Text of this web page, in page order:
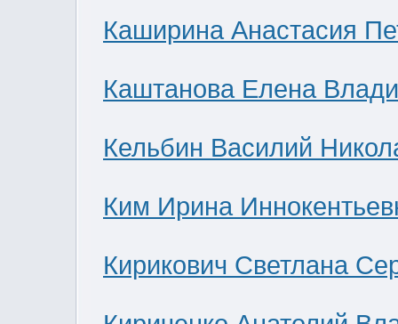
Каширина Анастасия
Каштанова Елена
Кельбин Василий
Ким Ирина
Кирикович Светлана